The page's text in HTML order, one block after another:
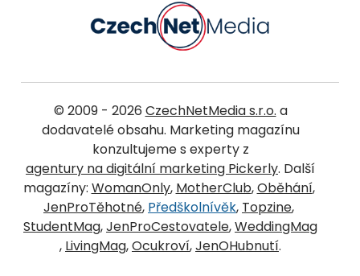
© 2009 - 2026 CzechNetMedia s.r.o. a
dodavatelé obsahu. Marketing magazínu
konzultujeme s experty z
agentury na digitální marketing Pickerly. Další
magazíny: WomanOnly, MotherClub,Oběhání,
JenProTěhotné, Předškolnívěk, Topzine,
StudentMag,JenProCestovatele,WeddingMag
, LivingMag,Ocukroví,JenOHubnutí.